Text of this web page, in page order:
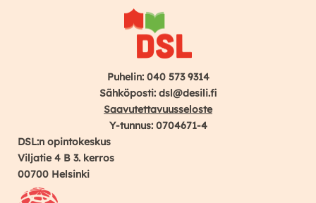
Puhelin: 040 573 9314
Sähköposti: dsl@desili.fi
Saavutettavuusseloste
Y-tunnus: 0704671-4
DSL:n opintokeskus
Viljatie 4 B 3. kerros
00700 Helsinki